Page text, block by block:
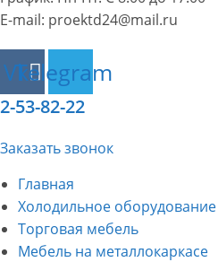
E-mail: proektd24@mail.ru
VkTelegram
2-53-82-22
Заказать звонок
Главная
Холодильное оборудование
Торговая мебель
Мебель на металлокаркасе